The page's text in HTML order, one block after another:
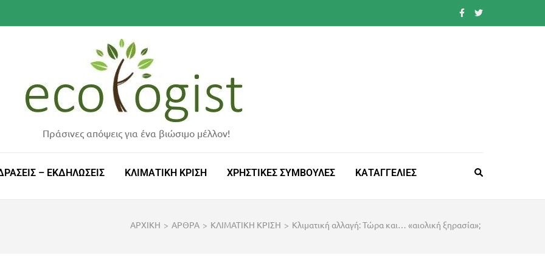
Πράσινες απόψεις για ένα βιώσιμο μέλλον!
– ΕΚΔΗΛΩΣΕΙΣ ΚΛΙΜΑΤΙΚΗ ΚΡΙΣΗ ΧΡΗΣΤΙΚΕΣ ΣΥΜΒΟΥΛΕΣ ΚΑΤΑΓΓΕΛΙΕΣ
ΑΡΧΙΚΗ > ΑΡΘΡΑ > ΚΛΙΜΑΤΙΚΗ ΚΡΙΣΗ > Κλιματική αλλαγή: Τώρα και… «αιολική ξηρασία»;